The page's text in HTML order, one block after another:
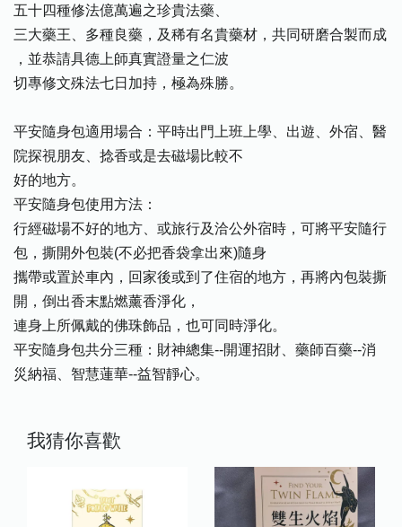
五十四種修法億萬遍之珍貴法藥、
三大藥王、多種良藥，及稀有名貴藥材，共同研磨合製而成
，並恭請具德上師真實證量之仁波
切專修文殊法七日加持，極為殊勝。
平安隨身包適用場合：平時出門上班上學、出遊、外宿、醫
院探視朋友、捻香或是去磁場比較不
好的地方。
平安隨身包使用方法：
行經磁場不好的地方、或旅行及洽公外宿時，可將平安隨行
包，撕開外包裝(不必把香袋拿出來)隨身
攜帶或置於車內，回家後或到了住宿的地方，再將內包裝撕
開，倒出香末點燃薰香淨化，
連身上所佩戴的佛珠飾品，也可同時淨化。
平安隨身包共分三種：財神總集--開運招財、藥師百藥--消
災納福、智慧蓮華--益智靜心。
我猜你喜歡